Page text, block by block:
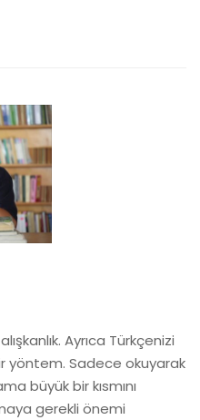
Ayrıca Türkçenizi
yöntem. Sadece okuyarak
büyük bir kısmını
gerekli önemi